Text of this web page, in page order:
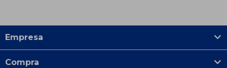
Empresa
Compra